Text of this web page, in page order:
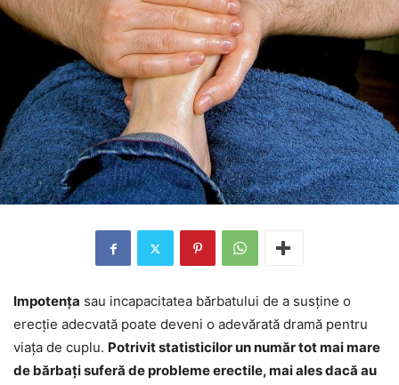
Impotența sau incapacitatea bărbatului de a susține o
erecție adecvată poate deveni o adevărată dramă pentru
viața de cuplu. Potrivit statisticilor un număr tot mai mare
de bărbați suferă de probleme erectile, mai ales dacă au